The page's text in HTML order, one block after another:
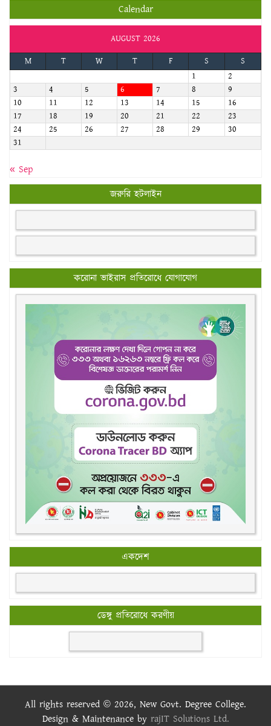
Calendar
AUGUST 2026
M
T W T F S
S
1
2
3
4 5 6 7 8
9
10
11 12 13 14 15
16
17
18 19 20 21 22
23
24
25 26 27 28 29
30
31
« Sep
জরুরি হটলাইন
করোনা ভাইরাস প্রতিরোধে যোগাযোগ
একদেশ
ডেঙ্গু প্রতিরোধে করণীয়
All rights reserved © 2026, New Govt. Degree College.
Design & Maintenance by rajIT Solutions Ltd.